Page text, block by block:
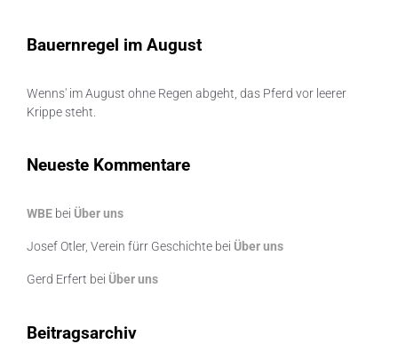
Bauernregel im August
Wenns' im August ohne Regen abgeht, das Pferd vor leerer
Krippe steht.
Neueste Kommentare
WBE bei Über uns
Josef Otler, Verein fürr Geschichte bei Über uns
Gerd Erfert bei Über uns
Beitragsarchiv